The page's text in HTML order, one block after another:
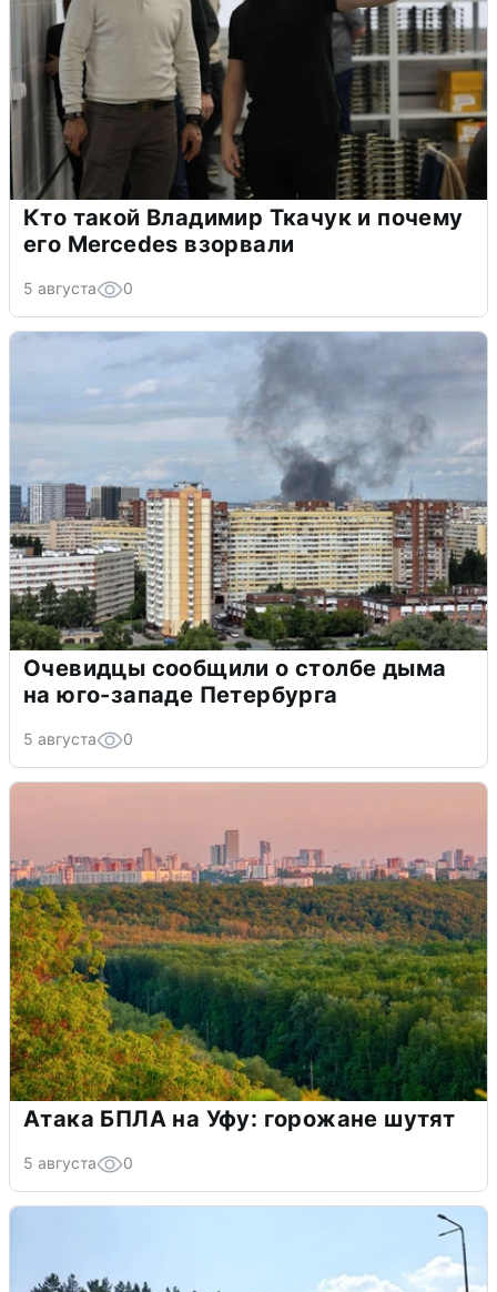
Кто такой Владимир Ткачук и почему
его Mercedes взорвали
5 августа 0
Очевидцы сообщили о столбе дыма
на юго-западе Петербурга
5 августа 0
Атака БПЛА на Уфу: горожане шутят
5 августа 0